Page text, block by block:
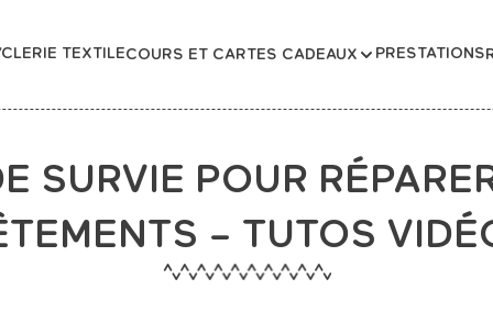
TEXTILECOURS ET CARTES CADEAUX PRESTATIONS
SURVIE POUR
– TUTOS